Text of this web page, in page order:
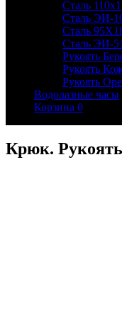
Сталь
Сталь ЭИ-
Сталь
Сталь ЭИ-
Рукоять
Рукоять
Рукоять
Водолазные часы
Корзина 0
Крюк.